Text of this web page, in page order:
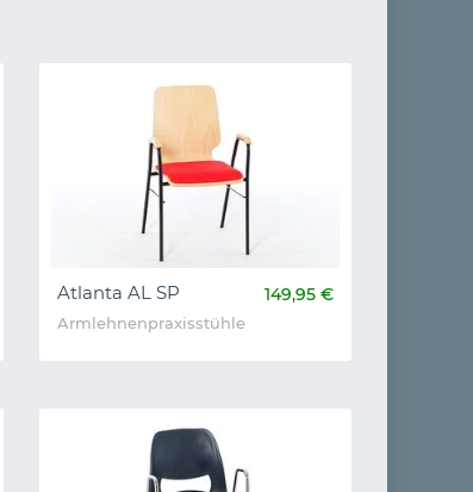
Atlanta AL SP 149,95 €
Armlehnenpraxisstühle